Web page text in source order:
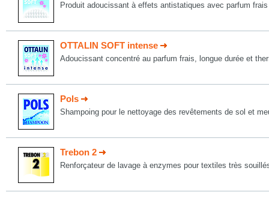
Produit adoucissant à effets antistatiques avec parfum
OTTALIN SOFT intense
Adoucissant concentré au parfum frais, longue durée et
Pols
Shampoing pour le nettoyage des revêtements de sol et
Trebon 2
Renforçateur de lavage à enzymes pour textiles très